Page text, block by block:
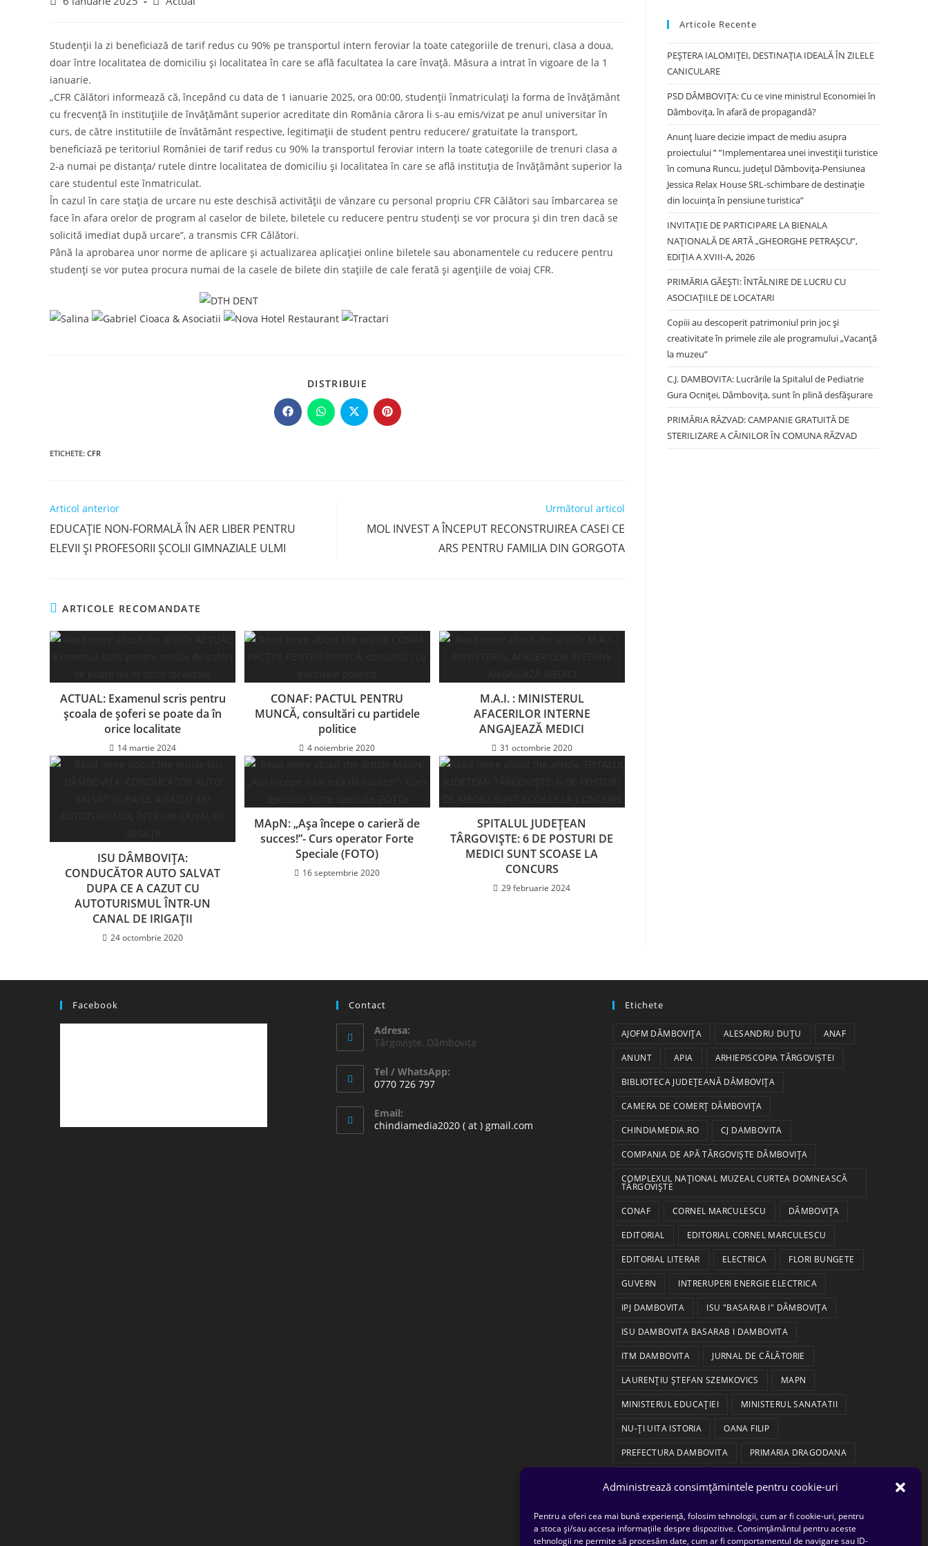
Administrează consimțămintele pentru cookie-uri
Pentru a oferi cea mai bună experiență, folosim tehnologii, cum ar fi cookie-uri, pentru
a stoca și/sau accesa informațiile despre dispozitive. Consimțământul pentru aceste
tehnologii ne permite să procesăm date, cum ar fi comportamentul de navigare sau ID-
Studenții la zi beneficiază de tarif redus cu 90% pe transportul intern feroviar la toate categoriile de trenuri, clasa a doua,
doar între localitatea de domiciliu și localitatea în care se află facultatea la care învață. Măsura a intrat în vigoare de la 1
ianuarie.
„CFR Călători informează că, începând cu data de 1 ianuarie 2025, ora 00:00, studenții înmatriculaţi la forma de învăţământ
cu frecvenţă în instituţiile de învăţământ superior acreditate din România cărora li s-au emis/vizat pe anul universitar în
curs, de către institutiile de învătământ respective, legitimații de student pentru reducere/ gratuitate la transport,
beneficiază pe teritoriul României de tarif redus cu 90% la transportul feroviar intern la toate categoriile de trenuri clasa a
2-a numai pe distanța/ rutele dintre localitatea de domiciliu și localitatea în care se află instituția de învățământ superior la
care studentul este înmatriculat.
În cazul în care stația de urcare nu este deschisă activității de vânzare cu personal propriu CFR Călători sau îmbarcarea se
face în afara orelor de program al caselor de bilete, biletele cu reducere pentru studenți se vor procura și din tren dacă se
solicită imediat după urcare”, a transmis CFR Călători.
Până la aprobarea unor norme de aplicare și actualizarea aplicației online biletele sau abonamentele cu reducere pentru
studenți se vor putea procura numai de la casele de bilete din stațiile de cale ferată și agențiile de voiaj CFR.
DISTRIBUIE
THIS
CONTENT
Opens
in
Opens
in
Opens
in
Opens
in
ETICHETE: CFR
Read
articles
Articol anterior
EDUCAȚIE NON-FORMALĂ ÎN AER LIBER PENTRU
ELEVII ȘI PROFESORII ȘCOLII GIMNAZIALE ULMI
Următorul articol
MOL INVEST A ÎNCEPUT RECONSTRUIREA CASEI CE
ARS PENTRU FAMILIA DIN GORGOTA
ARTICOLE RECOMANDATE
ACTUAL: Examenul scris pentru
școala de șoferi se poate da în
orice localitate
14 martie 2024
CONAF: PACTUL PENTRU
MUNCĂ, consultări cu partidele
politice
4 noiembrie 2020
M.A.I. : MINISTERUL
AFACERILOR INTERNE
ANGAJEAZĂ MEDICI
31 octombrie 2020
ISU DÂMBOVIȚA:
CONDUCĂTOR AUTO SALVAT
DUPA CE A CAZUT CU
AUTOTURISMUL ÎNTR-UN
CANAL DE IRIGAȚII
24 octombrie 2020
MApN: „Așa începe o carieră de
succes!”- Curs operator Forte
Speciale (FOTO)
16 septembrie 2020
SPITALUL JUDEȚEAN
TÂRGOVIȘTE: 6 DE POSTURI DE
MEDICI SUNT SCOASE LA
CONCURS
29 februarie 2024
Articole Recente
PEȘTERA IALOMIȚEI, DESTINAȚIA IDEALĂ ÎN ZILELE
CANICULARE
PSD DÂMBOVIȚA: Cu ce vine ministrul Economiei în
Dâmbovița, în afară de propagandă?
Anunț luare decizie impact de mediu asupra
proiectului ” ”Implementarea unei investiții turistice
în comuna Runcu, județul Dâmbovița-Pensiunea
Jessica Relax House SRL-schimbare de destinație
din locuința în pensiune turistica”
INVITAȚIE DE PARTICIPARE LA BIENALA
NAȚIONALĂ DE ARTĂ „GHEORGHE PETRAȘCU”,
EDIŢIA A XVIII-A, 2026
PRIMĂRIA GĂEȘTI: ÎNTÂLNIRE DE LUCRU CU
ASOCIAȚIILE DE LOCATARI
Copiii au descoperit patrimoniul prin joc și
creativitate în primele zile ale programului „Vacanță
la muzeu”
C.J. DAMBOVITA: Lucrările la Spitalul de Pediatrie
Gura Ocniței, Dâmbovița, sunt în plină desfășurare
PRIMĂRIA RĂZVAD: CAMPANIE GRATUITĂ DE
STERILIZARE A CÂINILOR ÎN COMUNA RĂZVAD
Facebook Contact
Adresa:
Târgoviște, Dâmbovița
Tel / WhatsApp:
0770 726 797
in
your
Email:
chindiamedia2020 ( at ) gmail.comOpens
Etichete
AJOFM DÂMBOVIȚA ALESANDRU DUȚU ANAF
ANUNT APIA ARHIEPISCOPIA TÂRGOVIȘTEI
BIBLIOTECA JUDEȚEANĂ DÂMBOVIȚA
CAMERA DE COMERȚ DÂMBOVIȚA
CHINDIAMEDIA.RO CJ DAMBOVITA
COMPANIA DE APĂ TÂRGOVIȘTE DÂMBOVIȚA
COMPLEXUL NAȚIONAL MUZEAL CURTEA DOMNEASCĂ
TÂRGOVIȘTE
CONAF CORNEL MARCULESCU DÂMBOVIȚA
EDITORIAL EDITORIAL CORNEL MARCULESCU
EDITORIAL LITERAR ELECTRICA FLORI BUNGETE
GUVERN INTRERUPERI ENERGIE ELECTRICA
IPJ DAMBOVITA ISU "BASARAB I" DÂMBOVIȚA
ISU DAMBOVITA BASARAB I DAMBOVITA
ITM DAMBOVITA JURNAL DE CĂLĂTORIE
LAURENȚIU ȘTEFAN SZEMKOVICS MAPN
MINISTERUL EDUCAȚIEI MINISTERUL SANATATII
NU-ȚI UITA ISTORIA OANA FILIP
PREFECTURA DAMBOVITA PRIMARIA DRAGODANA
PSD DAMBOVITA PSIHOLOG SERIAL